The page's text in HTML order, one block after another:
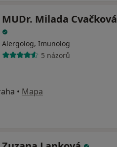
MUDr. Milada Cvačková
Alergolog, Imunolog
5 názorů
• Mapa